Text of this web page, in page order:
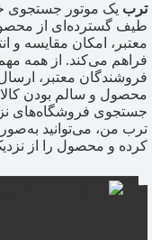
ترب یک موتور جستجوی
طیف گسترده‌ای از
معتبر، امکان مقایسه و
فراهم می‌کند. از همه
فروشندگان معتبر،
محصول و سالم بودن
جستجوی فروشگاه‌های
ترب من، می‌توانید
کرده و محصول را از